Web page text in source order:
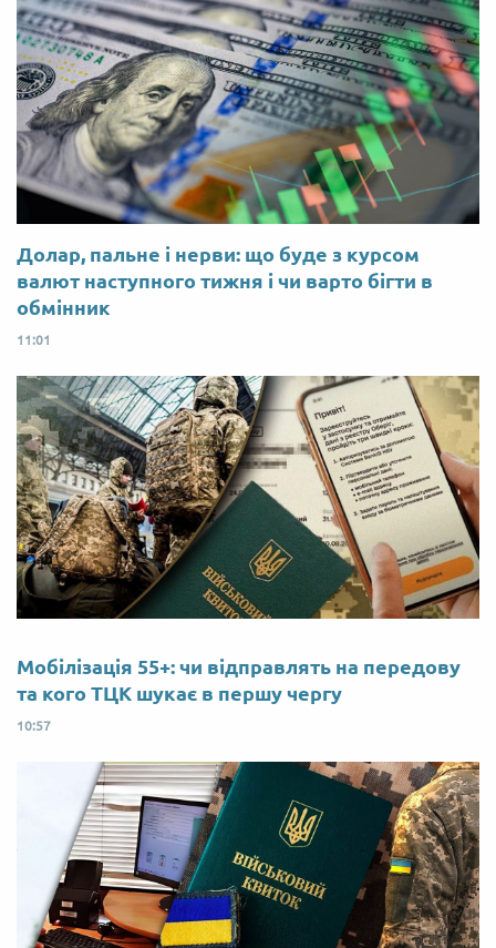
Долар, пальне і нерви: що буде з курсом
валют наступного тижня і чи варто бігти в
обмінник
11:01
Мобілізація 55+: чи відправлять на передову
та кого ТЦК шукає в першу чергу
10:57